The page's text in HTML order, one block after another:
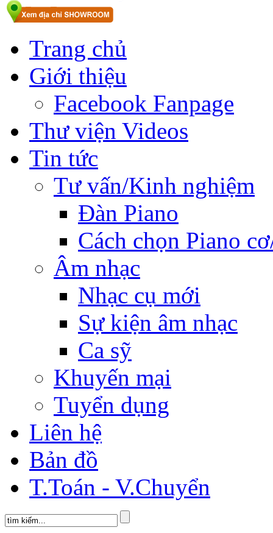
Trang chủ
Giới thiệu
Facebook Fanpage
Thư viện Videos
Tin tức
Tư vấn/Kinh nghiệm
Đàn Piano
Cách chọn Piano
Âm nhạc
Nhạc cụ mới
Sự kiện âm nhạc
Ca sỹ
Khuyến mại
Tuyển dụng
Liên hệ
Bản đồ
T.Toán - V.Chuyển